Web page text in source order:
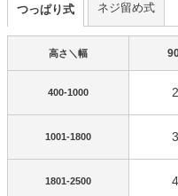
つっぱり式 ネジ留め式
高さ＼幅
400-1000
1001-1800
1801-2500